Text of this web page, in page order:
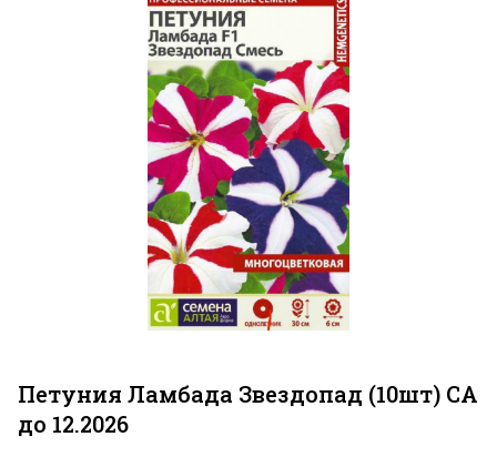
Петуния Ламбада Звездопад (10шт) СА
до 12.2026